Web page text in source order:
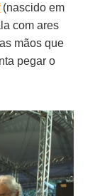
(nascido em
com ares
mãos que
pegar o